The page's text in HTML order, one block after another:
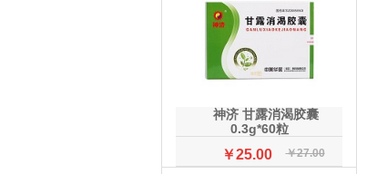
神济 甘露消渴胶囊
0.3g*60粒
￥25.00 ￥27.00